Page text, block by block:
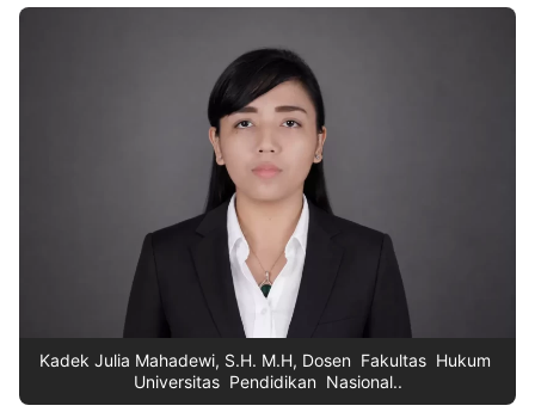
Kadek Julia Mahadewi, S.H. M.H, Dosen Fakultas Hukum
Universitas Pendidikan Nasional..